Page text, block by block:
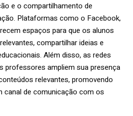
e o compartilhamento de
Plataformas como o Facebook,
espaços para que os alunos
compartilhar ideias e
Além disso, as redes
professores ampliem sua presença
relevantes, promovendo
canal de comunicação com os